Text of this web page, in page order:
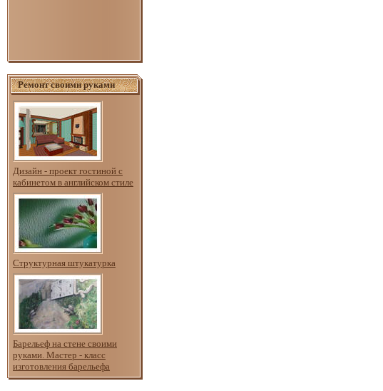
Ремонт своими руками
Дизайн - проект гостиной с
кабинетом в английском стиле
Структурная штукатурка
Барельеф на стене своими
руками. Мастер - класс
изготовления барельефа